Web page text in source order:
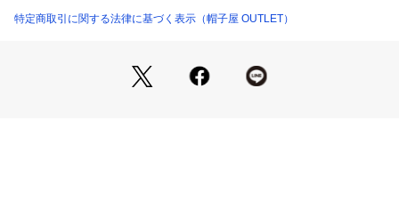
特定商取引に関する法律に基づく表示（帽子屋 OUTLET）